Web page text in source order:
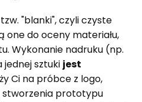
"blanki", czyli czyste
one do oceny materiału,
Wykonanie nadruku (np.
sztuki jest
Ci na próbce z logo,
stworzenia prototypu